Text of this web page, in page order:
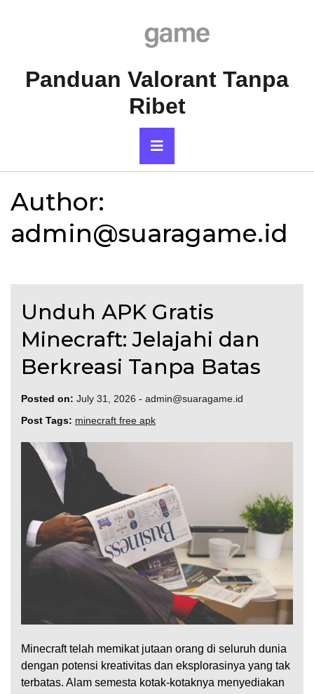
Panduan Valorant Tanpa
Ribet
Primary
Menu
Author:
admin@suaragame.id
Unduh APK Gratis
Minecraft: Jelajahi dan
Berkreasi Tanpa Batas
Posted on: July 31, 2026 - admin@suaragame.id
Post Tags: minecraft free apk
Minecraft telah memikat jutaan orang di seluruh dunia
dengan potensi kreativitas dan eksplorasinya yang tak
terbatas. Alam semesta kotak-kotaknya menyediakan